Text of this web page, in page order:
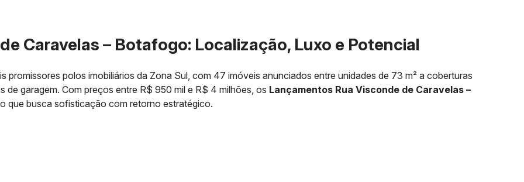
Caravelas – Botafogo: Localização, Luxo e Potencial
promissores polos imobiliários da Zona Sul, com 47 imóveis anunciados entre unidades de 73 m² a coberturas
de garagem. Com preços entre R$ 950 mil e R$ 4 milhões, os Lançamentos Rua Visconde de Caravelas –
que busca sofisticação com retorno estratégico.